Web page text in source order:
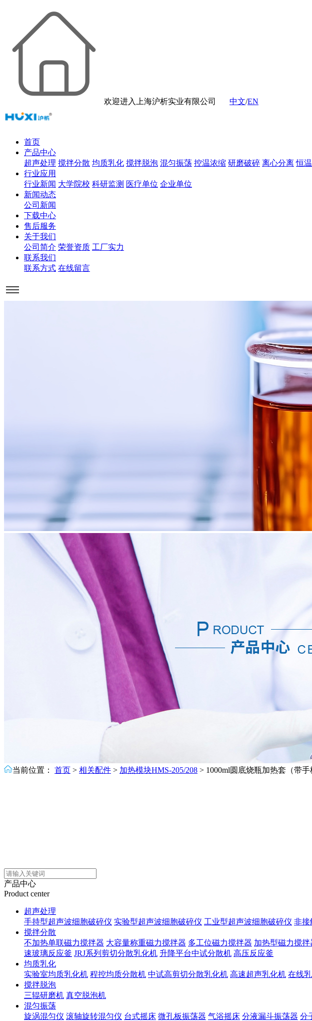
欢迎进入上海沪析实业有限公司 中文/EN
首页
产品中心
超声处理 搅拌分散 均质乳化 搅拌脱泡 混匀振荡 控温浓缩 研磨破碎 离心分离 恒
行业应用
行业新闻 大学院校 科研监测 医疗单位 企业单位
新闻动态
公司新闻
下载中心
售后服务
关于我们
公司简介 荣誉资质 工厂实力
联系我们
联系方式 在线留言
当前位置： 首页 > 相关配件 > 加热模块HMS-205/208 > 1000ml圆底烧瓶加热套（带手
产品中心
Product center
超声处理
手持型超声波细胞破碎仪 实验型超声波细胞破碎仪 工业型超声波细胞破碎仪 非接
搅拌分散
不加热单联磁力搅拌器 大容量称重磁力搅拌器 多工位磁力搅拌器 加热型磁力搅拌
速玻璃反应釜 JRJ系列剪切分散乳化机 升降平台中试分散机 高压反应釜
均质乳化
实验室均质乳化机 程控均质分散机 中试高剪切分散乳化机 高速超声乳化机 在线
搅拌脱泡
三辊研磨机 真空脱泡机
混匀振荡
旋涡混匀仪 滚轴旋转混匀仪 台式摇床 微孔板振荡器 气浴摇床 分液漏斗振荡器 分